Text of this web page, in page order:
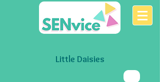
Little Daisies